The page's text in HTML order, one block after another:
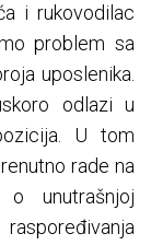
i rukovodilac
problem sa
uposlenika.
odlazi u
U tom
rade na
o unutrašnjoj